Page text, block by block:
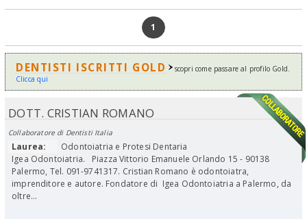
1
DENTISTI ISCRITTI GOLD
scopri come passare al profilo Gold.
Clicca qui
DOTT. CRISTIAN ROMANO
Collaboratore di Dentisti Italia
Laurea:
Odontoiatria e Protesi Dentaria
Igea Odontoiatria. Piazza Vittorio Emanuele Orlando 15 - 90138
Palermo, Tel. 091-9741317. Cristian Romano è odontoiatra,
imprenditore e autore. Fondatore di Igea Odontoiatria a Palermo, da
oltre...